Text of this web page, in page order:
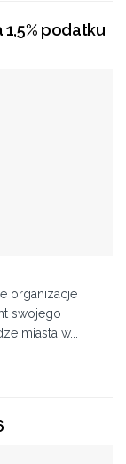
podatku
organizacje
swojego
miasta w...